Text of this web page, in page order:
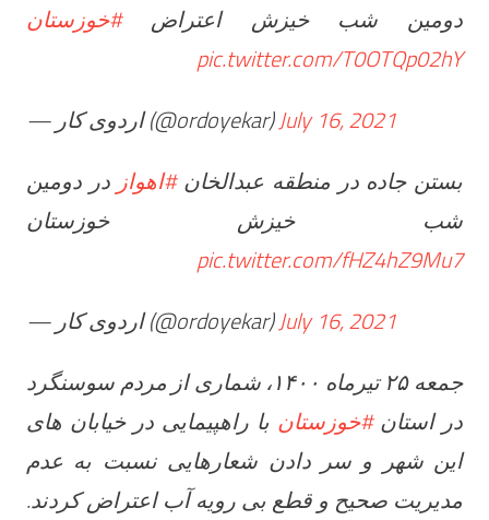
دومین شب خیزش اعتراض#خوزستان
pic.twitter.com/T0OTQp02hY
— اردوی کار (@ordoyekar)July 16, 2021
بستن جاده در منطقه عبدالخان#اهواز در دومین
شب خیزش خوزستان
pic.twitter.com/fHZ4hZ9Mu7
— اردوی کار (@ordoyekar)July 16, 2021
جمعه ۲۵ تیرماه ۱۴۰۰، شماری از مردم سوسنگرد
در استان#خوزستان با راهپیمایی در خیابان های
این شهر و سر دادن شعارهایی نسبت به عدم
مدیریت صحیح و قطع بی رویه آب اعتراض کردند.